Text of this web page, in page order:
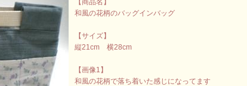
【商品名】
和風の花柄のバッグインバッグ
【サイズ】
縦21cm 横28cm
【画像1】
和風の花柄で落ち着いた感じになってます